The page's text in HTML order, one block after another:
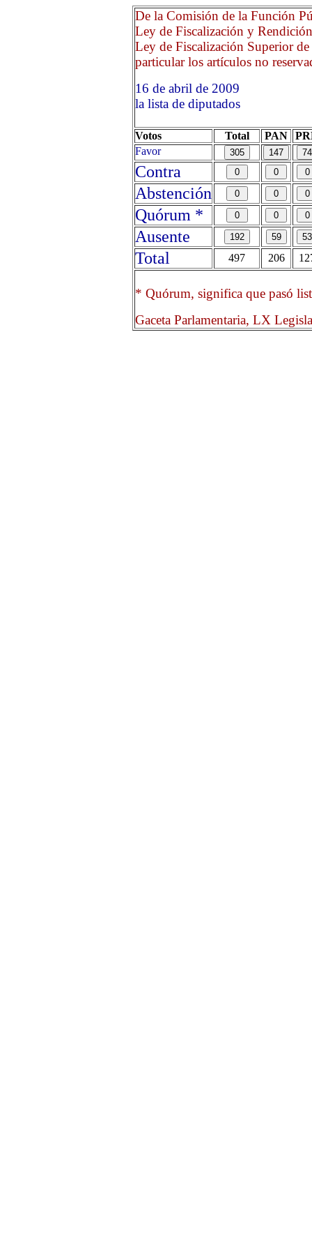
De la Comisión de la Función
Ley de Fiscalización y
Ley de Fiscalización Superior
particular los artículos no
16 de abril de 2009
la lista de diputados
Votos Total PAN
Favor
Contra
Abstención
Quórum *
Ausente
Total
497 206
* Quórum, significa que pasó
Gaceta Parlamentaria, LX